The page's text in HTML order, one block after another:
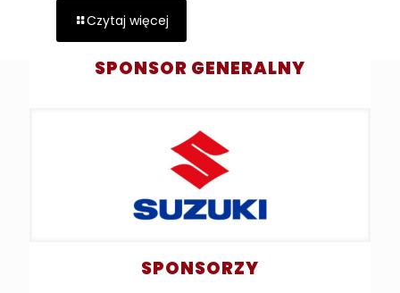
Czytaj więcej
SPONSOR GENERALNY
SPONSORZY